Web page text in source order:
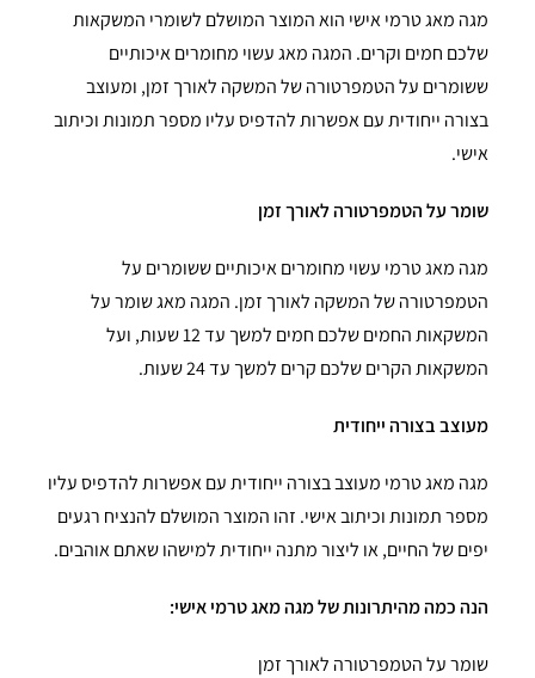
מגה מאג טרמי אישי הוא המוצר המושלם לשומרי המשקאות
שלכם חמים וקרים. המגה מאג עשוי מחומרים איכותיים
ששומרים על הטמפרטורה של המשקה לאורך זמן, ומעוצב
בצורה ייחודית עם אפשרות להדפיס עליו מספר תמונות וכיתוב
אישי.
שומר על הטמפרטורה לאורך זמן
מגה מאג טרמי עשוי מחומרים איכותיים ששומרים על
הטמפרטורה של המשקה לאורך זמן. המגה מאג שומר על
המשקאות החמים שלכם חמים למשך עד 12 שעות, ועל
המשקאות הקרים שלכם קרים למשך עד 24 שעות.
מעוצב בצורה ייחודית
מגה מאג טרמי מעוצב בצורה ייחודית עם אפשרות להדפיס עליו
מספר תמונות וכיתוב אישי. זהו המוצר המושלם להנציח רגעים
יפים של החיים, או ליצור מתנה ייחודית למישהו שאתם אוהבים.
הנה כמה מהיתרונות של מגה מאג טרמי אישי:
שומר על הטמפרטורה לאורך זמן